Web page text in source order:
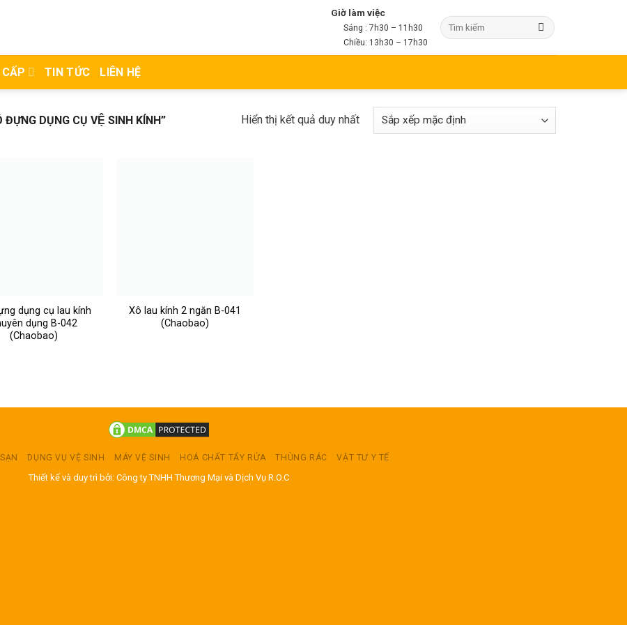
Giờ làm việc
Sáng : 7h30 – 11h30
Chiều: 13h30 – 17h30
TIN TỨC LIÊN HỆ
DỤNG CỤ VỆ SINH KÍNH” Hiển thị kết quả duy nhất
dụng cụ lau kính
dụng B-042
(Chaobao)
Xô lau kính 2 ngăn B-041
(Chaobao)
DỤNG VỤ VỆ SINH MÁY VỆ SINH HOÁ CHẤT TẨY RỬA THÙNG RÁC VẬT TƯ Y TẾ
Thiết kế và duy trì bởi: Công ty TNHH Thương Mại và Dịch Vụ R.O.C